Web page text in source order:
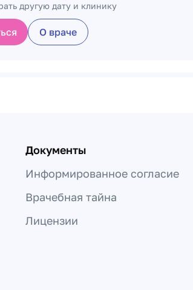
другую дату и клинику
О враче
Документы
Информированное согласие
Врачебная тайна
Лицензии